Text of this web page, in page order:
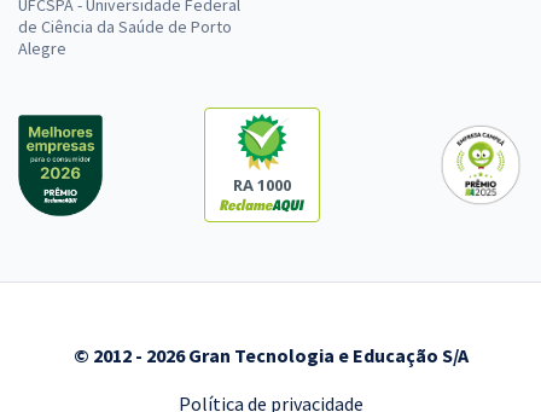
UFCSPA - Universidade Federal
de Ciência da Saúde de Porto
Alegre
RA 1000
© 2012 - 2026 Gran Tecnologia e Educação S/A
Política de privacidade